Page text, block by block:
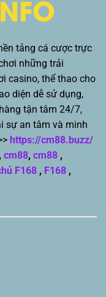
tảng cá cược trực
những trải
casino, thể thao cho
diện dễ sử dụng,
tận tâm 24/7,
sự an tâm và minh
https://cm88.buzz/
, cm88, cm88 ,
F168 , F168 ,